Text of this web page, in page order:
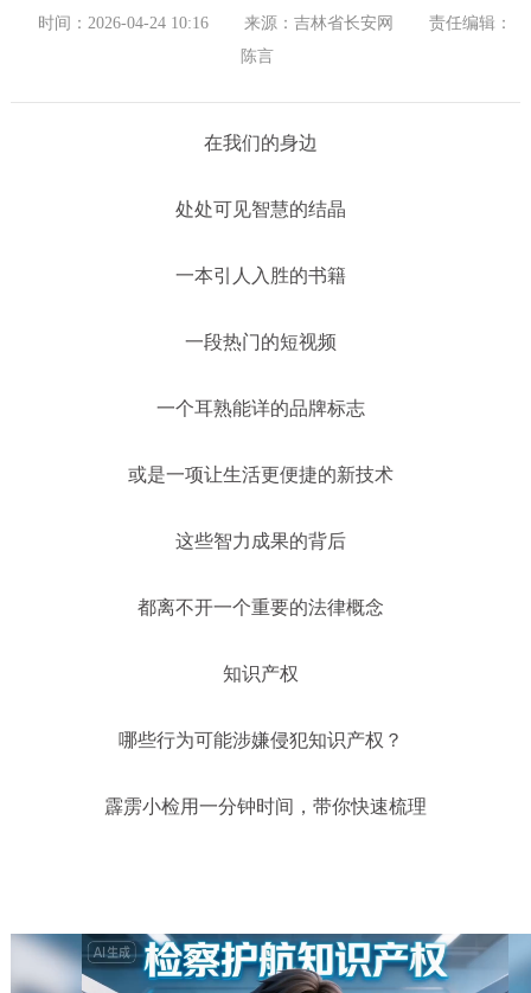
时间：2026-04-24 10:16 来源：吉林省长安网
责任编辑：
陈言
在我们的身边
处处可见智慧的结晶
一本引人入胜的书籍
一段热门的短视频
一个耳熟能详的品牌标志
或是一项让生活更便捷的新技术
这些智力成果的背后
都离不开一个重要的法律概念
知识产权
哪些行为可能涉嫌侵犯知识产权？
霹雳小检用一分钟时间，带你快速梳理